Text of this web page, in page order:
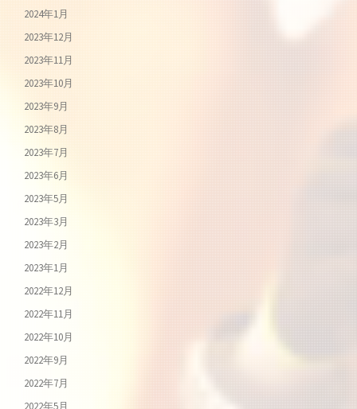
2024年1月
2023年12月
2023年11月
2023年10月
2023年9月
2023年8月
2023年7月
2023年6月
2023年5月
2023年3月
2023年2月
2023年1月
2022年12月
2022年11月
2022年10月
2022年9月
2022年7月
2022年5月